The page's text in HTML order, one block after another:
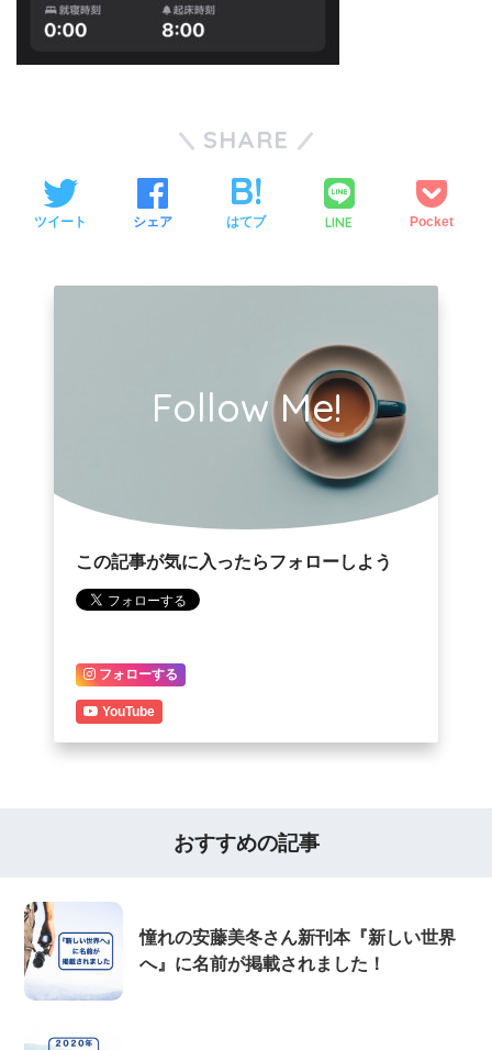
SHARE
ツイート シェア はてブ LINE Pocket
Follow Me!
この記事が気に入ったらフォローしよう
フォローする
YouTube
おすすめの記事
憧れの安藤美冬さん新刊本『新しい世界
へ』に名前が掲載されました！